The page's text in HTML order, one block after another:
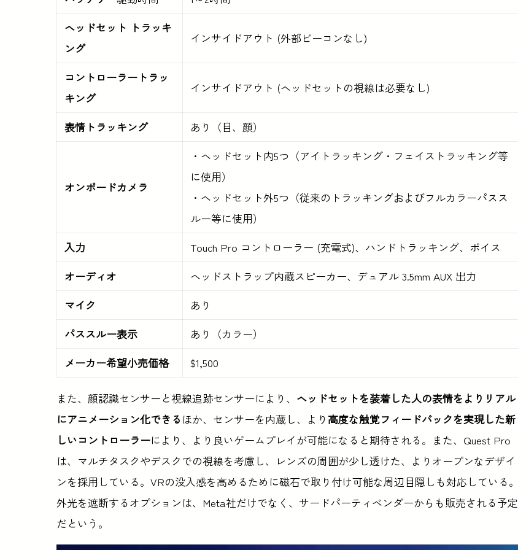
ヘッドセット トラッキ
ング
インサイドアウト (外部ビーコンなし)
コントローラートラッ
キング
インサイドアウト (ヘッドセットの視線は必要なし)
表情トラッキング あり（目、顔）
オンボードカメラ
・ヘッドセット内5つ（アイトラッキング・フェイストラッキング等
に使用）
・ヘッドセット外5つ（従来のトラッキングおよびフルカラーパスス
ルー等に使用）
入力
Touch Pro コントローラー (充電式)、ハンドトラッキング、ボイス
オーディオ
ヘッドストラップ内蔵スピーカー、デュアル 3.5mm AUX 出力
マイク
あり
パススルー表示
あり（カラー）
メーカー希望小売価格
$1,500
また、顔認識センサーと視線追跡センサーにより、 ヘッドセットを装着した人の表情をよりリアル
にアニメーション化できる ほか、センサーを内蔵し、より 高度な触覚フィードバックを実現した新
しいコントローラーにより、より良いゲームプレイが可能になると期待される。また、Quest Pro
は、マルチタスクやデスクでの視線を考慮し、レンズの周囲が少し透けた、よりオープンなデザイ
ンを採用している。VRの没入感を高めるために磁石で取り付け可能な周辺目隠しも対応している。
外光を遮断するオプションは、Meta社だけでなく、サードパーティベンダーからも販売される予定
だという。